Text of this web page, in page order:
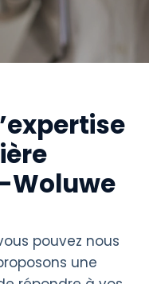
Woluwe
pouvez nous
une